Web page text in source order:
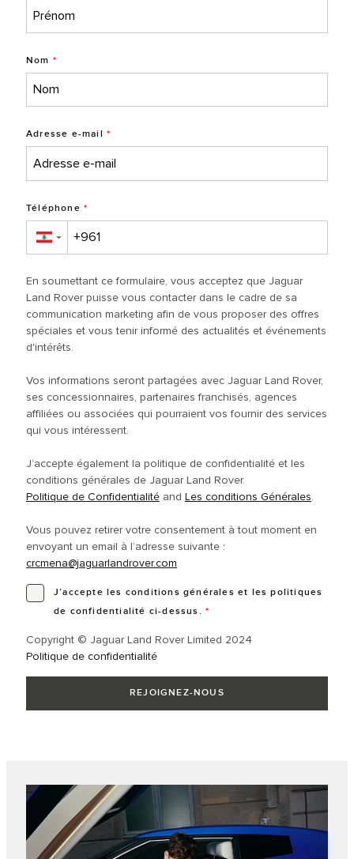
Nom *
Adresse e-mail *
Téléphone *
▼
En soumettant ce formulaire, vous acceptez que Jaguar
Land Rover puisse vous contacter dans le cadre de sa
communication marketing afin de vous proposer des offres
spéciales et vous tenir informé des actualités et événements
d'intérêts.
Vos informations seront partagées avec Jaguar Land Rover,
ses concessionnaires, partenaires franchisés, agences
affiliées ou associées qui pourraient vos fournir des services
qui vous intéressent.
J’accepte également la politique de confidentialité et les
conditions générales de Jaguar Land Rover.
Politique de Confidentialité and Les conditions Générales.
Vous pouvez retirer votre consentement à tout moment en
envoyant un email à l’adresse suivante :
crcmena@jaguarlandrover.com
J’accepte les conditions générales et les politiques
de confidentialité ci-dessus. *
Copyright © Jaguar Land Rover Limited 2024
Politique de confidentialité